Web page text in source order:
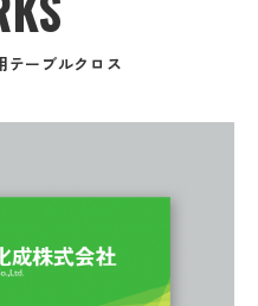
テーブルクロス